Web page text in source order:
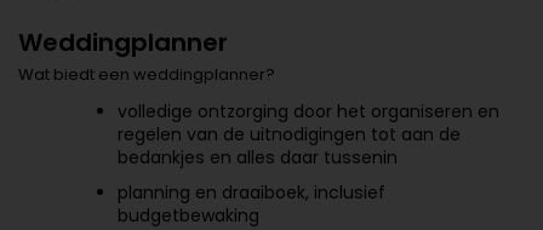
Weddingplanner
Wat biedt een weddingplanner?
volledige ontzorging door het organiseren en
regelen van de uitnodigingen tot aan de
bedankjes en alles daar tussenin
planning en draaiboek, inclusief
budgetbewaking